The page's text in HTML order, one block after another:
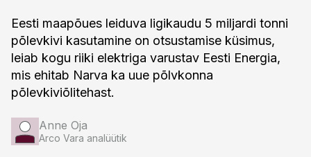
Eesti maapõues leiduva ligikaudu 5 miljardi tonni
põlevkivi kasutamine on otsustamise küsimus,
leiab kogu riiki elektriga varustav Eesti Energia,
mis ehitab Narva ka uue põlvkonna
põlevkiviõlitehast.
Anne Oja
Arco Vara analüütik